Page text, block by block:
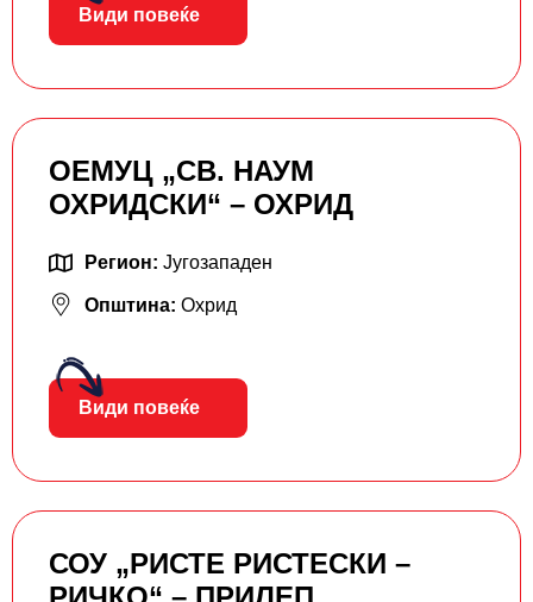
Види повеќе
ОЕМУЦ „СВ. НАУМ
ОХРИДСКИ“ – ОХРИД
Регион: Југозападен
Општина: Охрид
Види повеќе
СОУ „РИСТЕ РИСТЕСКИ –